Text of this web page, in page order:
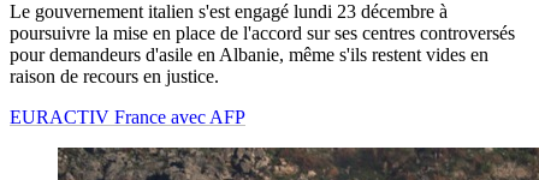
Le gouvernement italien s'est engagé lundi 23 décembre à
poursuivre la mise en place de l'accord sur ses centres controversés
pour demandeurs d'asile en Albanie, même s'ils restent vides en
raison de recours en justice.
EURACTIV France avec AFP